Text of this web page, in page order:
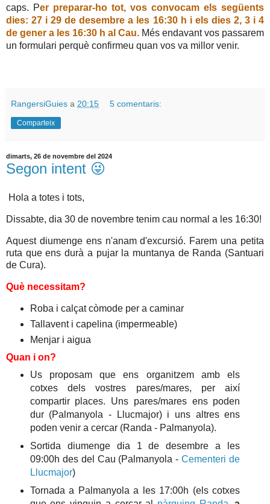
caps. Per preparar-ho tot, vos convocam els següents
dies: 27 i 29 de desembre a les 16:30 h i els dies 2, 3 i 4
de gener a les 16:30 h al Cau. Més endavant vos passarem
un formulari perquè confirmeu quan vos va millor venir.
RangersiGuies a 20:15 5 comentaris:
Comparteix
dimarts, 26 de novembre del 2024
Segon intent 😜
Hola a totes i tots,
Dissabte, dia 30 de novembre tenim cau normal a les 16:30!
Aquest diumenge ens n'anam d'excursió. Farem una petita
ruta que ens durà a pujar la muntanya de Randa (Santuari
de Cura).
Què necessitam?
Roba i calçat còmode per a caminar
Tallavent i capelina (impermeable)
Menjar i aigua
Quan i on?
Us proposam que ens organitzem amb els
cotxes dels vostres pares/mares, per així
compartir places. Uns pares/mares ens poden
dur (Palmanyola - Llucmajor) i uns altres ens
poden venir a cercar (Randa - Palmanyola).
Sortida diumenge dia 1 de desembre a les
09:00h des del Cau (Palmanyola -Cementeri de
Llucmajor)
Tornada a Palmanyola a les 17:00h (els cotxes